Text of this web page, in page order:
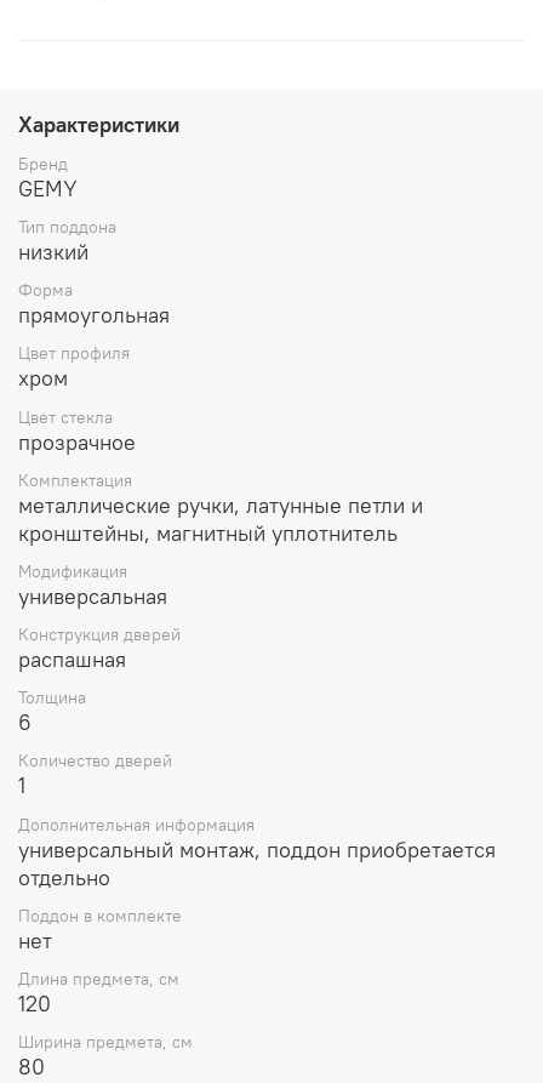
Характеристики
Бренд
GEMY
Тип поддона
низкий
Форма
прямоугольная
Цвет профиля
хром
Цвет стекла
прозрачное
Комплектация
металлические ручки, латунные петли и
кронштейны, магнитный уплотнитель
Модификация
универсальная
Конструкция дверей
распашная
Толщина
6
Количество дверей
1
Дополнительная информация
универсальный монтаж, поддон приобретается
отдельно
Поддон в комплекте
нет
Длина предмета, см
120
Ширина предмета, см
80